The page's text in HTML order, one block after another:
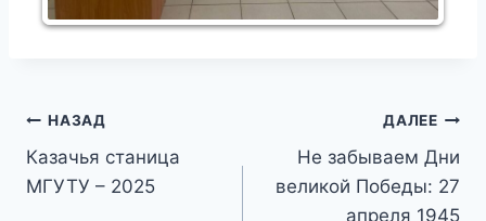
Навигация
по
НАЗАД
Казачья станица
МГУТУ – 2025
ДАЛЕЕ
Не забываем Дни
великой Победы: 27
апреля 1945